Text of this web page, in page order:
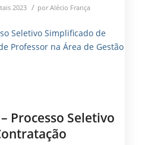
2023 / porAlécio França
Seletivo Simplificado de
Professor na Área de Gestão
Processo Seletivo